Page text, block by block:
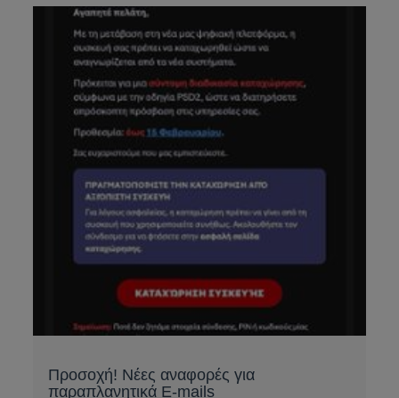
Προσοχή! Νέες αναφορές για
παραπλανητικά E-mails